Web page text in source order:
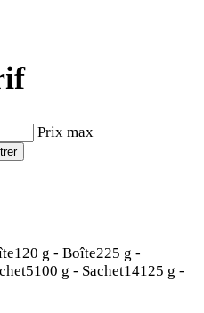
Prix max
1 20 g - Boîte225 g -
5100 g - Sachet14125 g -